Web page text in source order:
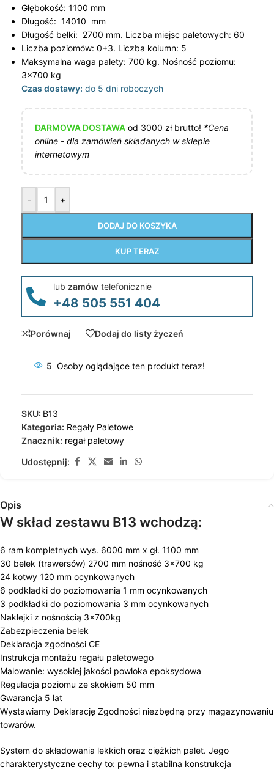
Głębokość: 1100 mm
Długość: 14010 mm
Długość belki: 2700 mm. Liczba miejsc paletowych: 60
Liczba poziomów: 0+3. Liczba kolumn: 5
Maksymalna waga palety: 700 kg. Nośność poziomu:
3×700 kg
Czas dostawy: do 5 dni roboczych
DARMOWA DOSTAWA od 3000 zł brutto! *Cena
online - dla zamówień składanych w sklepie
internetowym
- +
DODAJ DO KOSZYKA
KUP TERAZ
lub zamów telefonicznie
+48 505 551 404
Porównaj Dodaj do listy życzeń
5 Osoby oglądające ten produkt teraz!
SKU: B13
Kategoria: Regały Paletowe
Znacznik: regał paletowy
Udostępnij:
Opis
W skład zestawu B13 wchodzą:
6 ram kompletnych wys. 6000 mm x gł. 1100 mm
30 belek (trawersów) 2700 mm nośność 3×700 kg
24 kotwy 120 mm ocynkowanych
6 podkładki do poziomowania 1 mm ocynkowanych
3 podkładki do poziomowania 3 mm ocynkowanych
Naklejki z nośnością 3x700kg
Zabezpieczenia belek
Deklaracja zgodności CE
Instrukcja montażu regału paletowego
Malowanie: wysokiej jakości powłoka epoksydowa
Regulacja poziomu ze skokiem 50 mm
Gwarancja 5 lat
Wystawiamy Deklarację Zgodności niezbędną przy magazynowaniu
towarów.
System do składowania lekkich oraz ciężkich palet. Jego
charakterystyczne cechy to: pewna i stabilna konstrukcja